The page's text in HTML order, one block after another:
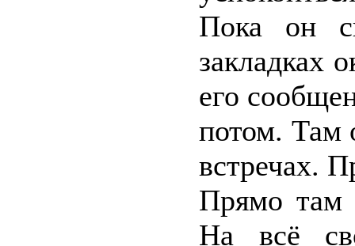
Пока он
закладках
его
потом. Там
встречах.
Прямо там
На всё